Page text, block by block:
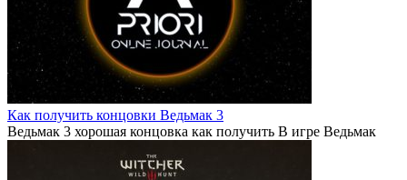
Как получить концовки Ведьмак 3
Ведьмак 3 хорошая концовка как получить В игре Ведьмак